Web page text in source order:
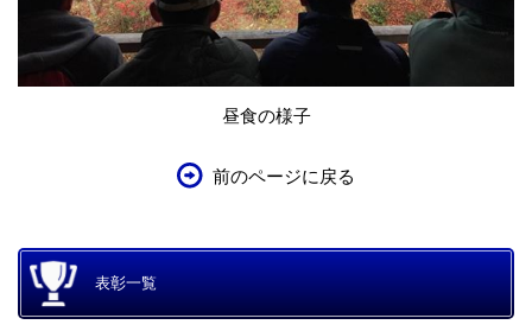
昼食の様子
前のページに戻る
表彰一覧